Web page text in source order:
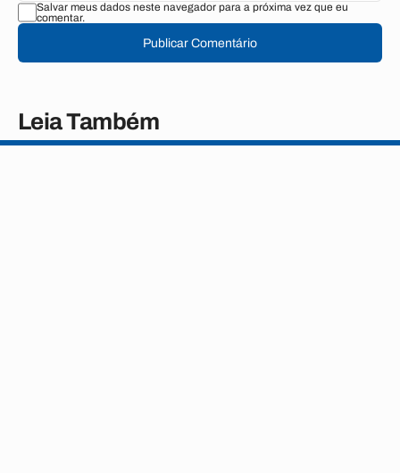
Salvar meus dados neste navegador para a próxima vez que eu
comentar.
Publicar Comentário
Leia Também